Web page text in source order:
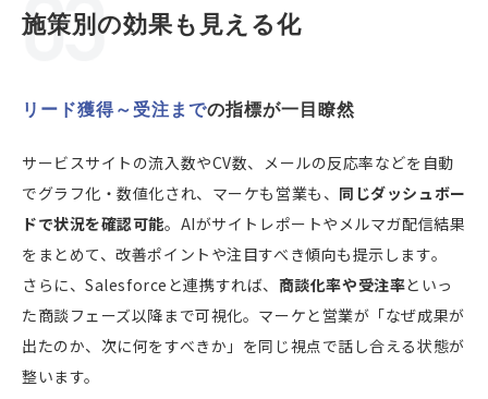
施策別の効果も見える化
リード獲得～受注までの指標が一目瞭然
サービスサイトの流入数やCV数、メールの反応率などを自動
でグラフ化・数値化され、マーケも営業も、 同じダッシュボー
ドで状況を確認可能。AIがサイトレポートやメルマガ配信結果
をまとめて、改善ポイントや注目すべき傾向も提示します。
さらに、Salesforceと連携すれば、 商談化率や受注率といっ
た商談フェーズ以降まで可視化。マーケと営業が「なぜ成果が
出たのか、次に何をすべきか」を同じ視点で話し合える状態が
整います。